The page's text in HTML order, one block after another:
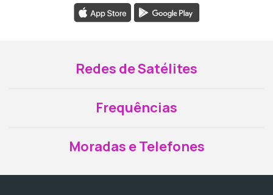
Redes de Satélites
Frequências
Moradas e Telefones